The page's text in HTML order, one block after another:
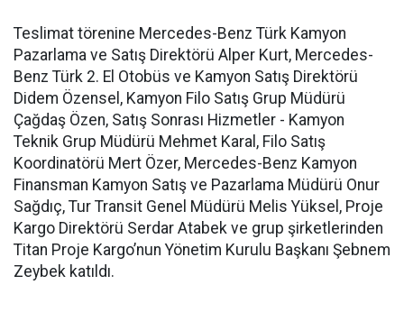
Teslimat törenine Mercedes-Benz Türk Kamyon
Pazarlama ve Satış Direktörü Alper Kurt, Mercedes-
Benz Türk 2. El Otobüs ve Kamyon Satış Direktörü
Didem Özensel, Kamyon Filo Satış Grup Müdürü
Çağdaş Özen, Satış Sonrası Hizmetler - Kamyon
Teknik Grup Müdürü Mehmet Karal, Filo Satış
Koordinatörü Mert Özer, Mercedes-Benz Kamyon
Finansman Kamyon Satış ve Pazarlama Müdürü Onur
Sağdıç, Tur Transit Genel Müdürü Melis Yüksel, Proje
Kargo Direktörü Serdar Atabek ve grup şirketlerinden
Titan Proje Kargo’nun Yönetim Kurulu Başkanı Şebnem
Zeybek katıldı.